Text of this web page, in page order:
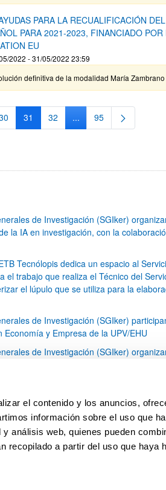
el contenido y los anuncios,
información sobre el uso que
análisis web, quienes pueden
recopilado a partir del uso que haya
PARA LA RECUALIFICACIÓN DEL
PARA 2021-2023, FINANCIADO POR
EU
2022 - 31/05/2022 23:59
definitiva de la modalidad María Zambrano
intermedias Use TAB para desplazarse.
PáginaPágina
31 Página
32 ...Páginas intermedias
Página
95
de Investigación (SGIker)
la IA en investigación, con la
Tecnólopis dedica un espacio al
el trabajo que realiza el Técnico del
el lúpulo que se utiliza para la
de Investigación (SGIker)
y Empresa de la UPV/EHU
de Investigación (SGIker)
variedades de lúpulo silvestre
Página
2 Página
3 ...
Páginas intermedias Use TAB
Página
79